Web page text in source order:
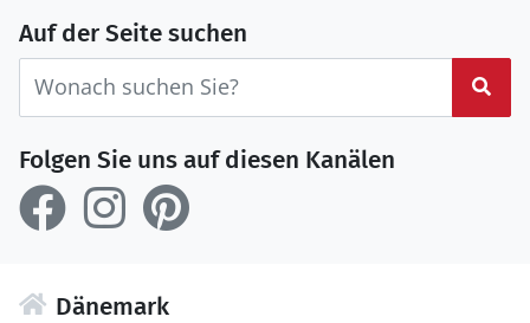
Auf der Seite suchen
Folgen Sie uns auf diesen Kanälen
Dänemark